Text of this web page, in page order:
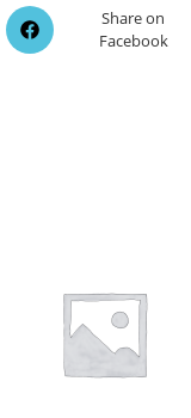
Opens
in
Share on
Facebook